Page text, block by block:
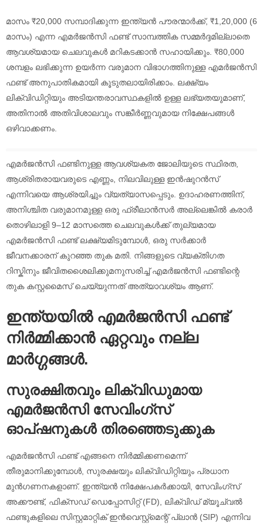
മാസം ₹20,000 സമ്പാദിക്കുന്ന ഇന്ത്യൻ പൗരന്മാർക്ക്, ₹1,20,000 (6
മാസം) എന്ന എമർജൻസി ഫണ്ട് സാമ്പത്തിക സമ്മർദ്ദമില്ലാതെ
ആവശ്യമായ ചെലവുകൾ മറികടക്കാൻ സഹായിക്കും. ₹80,000
ശമ്പളം ലഭിക്കുന്ന ഉയർന്ന വരുമാന വിഭാഗത്തിനുള്ള എമർജൻസി
ഫണ്ട് അനുപാതികമായി കൂടുതലായിരിക്കാം. ലക്ഷ്യം
ലിക്വിഡിറ്റിയും അടിയന്തരാവസ്ഥകളിൽ ഉള്ള ലഭ്യതയുമാണ്,
അതിനാൽ അതിവിശാലവും സങ്കീർണ്ണവുമായ നിക്ഷേപങ്ങൾ
ഒഴിവാക്കണം.
എമർജൻസി ഫണ്ടിനുള്ള ആവശ്യകത ജോലിയുടെ സ്ഥിരത,
ആശ്രിതരായവരുടെ എണ്ണം, നിലവിലുള്ള ഇൻഷുറൻസ്
എന്നിവയെ ആശ്രയിച്ചും വ്യത്യാസപ്പെടും. ഉദാഹരണത്തിന്,
അനിശ്ചിത വരുമാനമുള്ള ഒരു ഫ്രീലാൻസർ അല്ലെങ്കിൽ കരാർ
തൊഴിലാളി 9–12 മാസത്തെ ചെലവുകൾക്ക് തുല്യമായ
എമർജൻസി ഫണ്ട് ലക്ഷ്യമിടുമ്പോൾ, ഒരു സർക്കാർ
ജീവനക്കാരന് കുറഞ്ഞ തുക മതി. നിങ്ങളുടെ വ്യക്തിഗത
റിസ്കിനും ജീവിതശൈലിക്കുമനുസരിച്ച് എമർജൻസി ഫണ്ടിന്റെ
തുക കസ്റ്റമൈസ് ചെയ്യുന്നത് അത്യാവശ്യം ആണ്.
ഇന്ത്യയിൽ എമർജൻസി ഫണ്ട്
നിർമ്മിക്കാൻ ഏറ്റവും നല്ല
മാർഗ്ഗങ്ങൾ.
സുരക്ഷിതവും ലിക്വിഡുമായ
എമർജൻസി സേവിംഗ്സ്
ഓപ്ഷനുകൾ തിരഞ്ഞെടുക്കുക
എമർജൻസി ഫണ്ട് എങ്ങനെ നിർമ്മിക്കണമെന്ന്
തീരുമാനിക്കുമ്പോൾ, സുരക്ഷയും ലിക്വിഡിറ്റിയും പ്രധാന
മുൻഗണനകളാണ്. ഇന്ത്യൻ നിക്ഷേപകർക്കായി, സേവിംഗ്സ്
അക്കൗണ്ട്, ഫിക്സഡ് ഡെപ്പോസിറ്റ് (FD), ലിക്വിഡ് മ്യൂച്വൽ
ഫണ്ടുകളിലെ സിസ്റ്റമാറ്റിക് ഇൻവെസ്റ്റ്മെന്റ് പ്ലാൻ (SIP) എന്നിവ